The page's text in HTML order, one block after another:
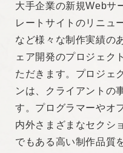
大手企業の新規Webサ
レートサイトのリニュ
など様々な制作実績の
ェア開発のプロジェク
ただきます。プロジェ
ンは、クライアントの
す。プログラマーやオ
内外さまざまなセクシ
でもある高い制作品質